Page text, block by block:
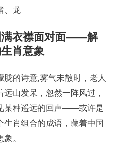
、龙
满衣襟面对面——解
肖意象
的诗意,雾气未散时，老人
山发呆，忽然一阵风过，
某种遥远的回声——或许是
生肖组合的成语，藏着中国
。